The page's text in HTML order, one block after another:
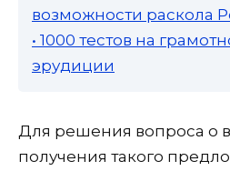
возможности раскола
• 1000 тестов на
эрудиции
Для решения вопроса о
получения такого